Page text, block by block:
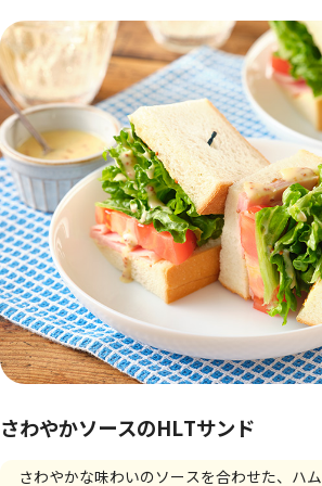
さわやかソースのHLTサンド
さわやかな味わいのソースを合わせた、ハム